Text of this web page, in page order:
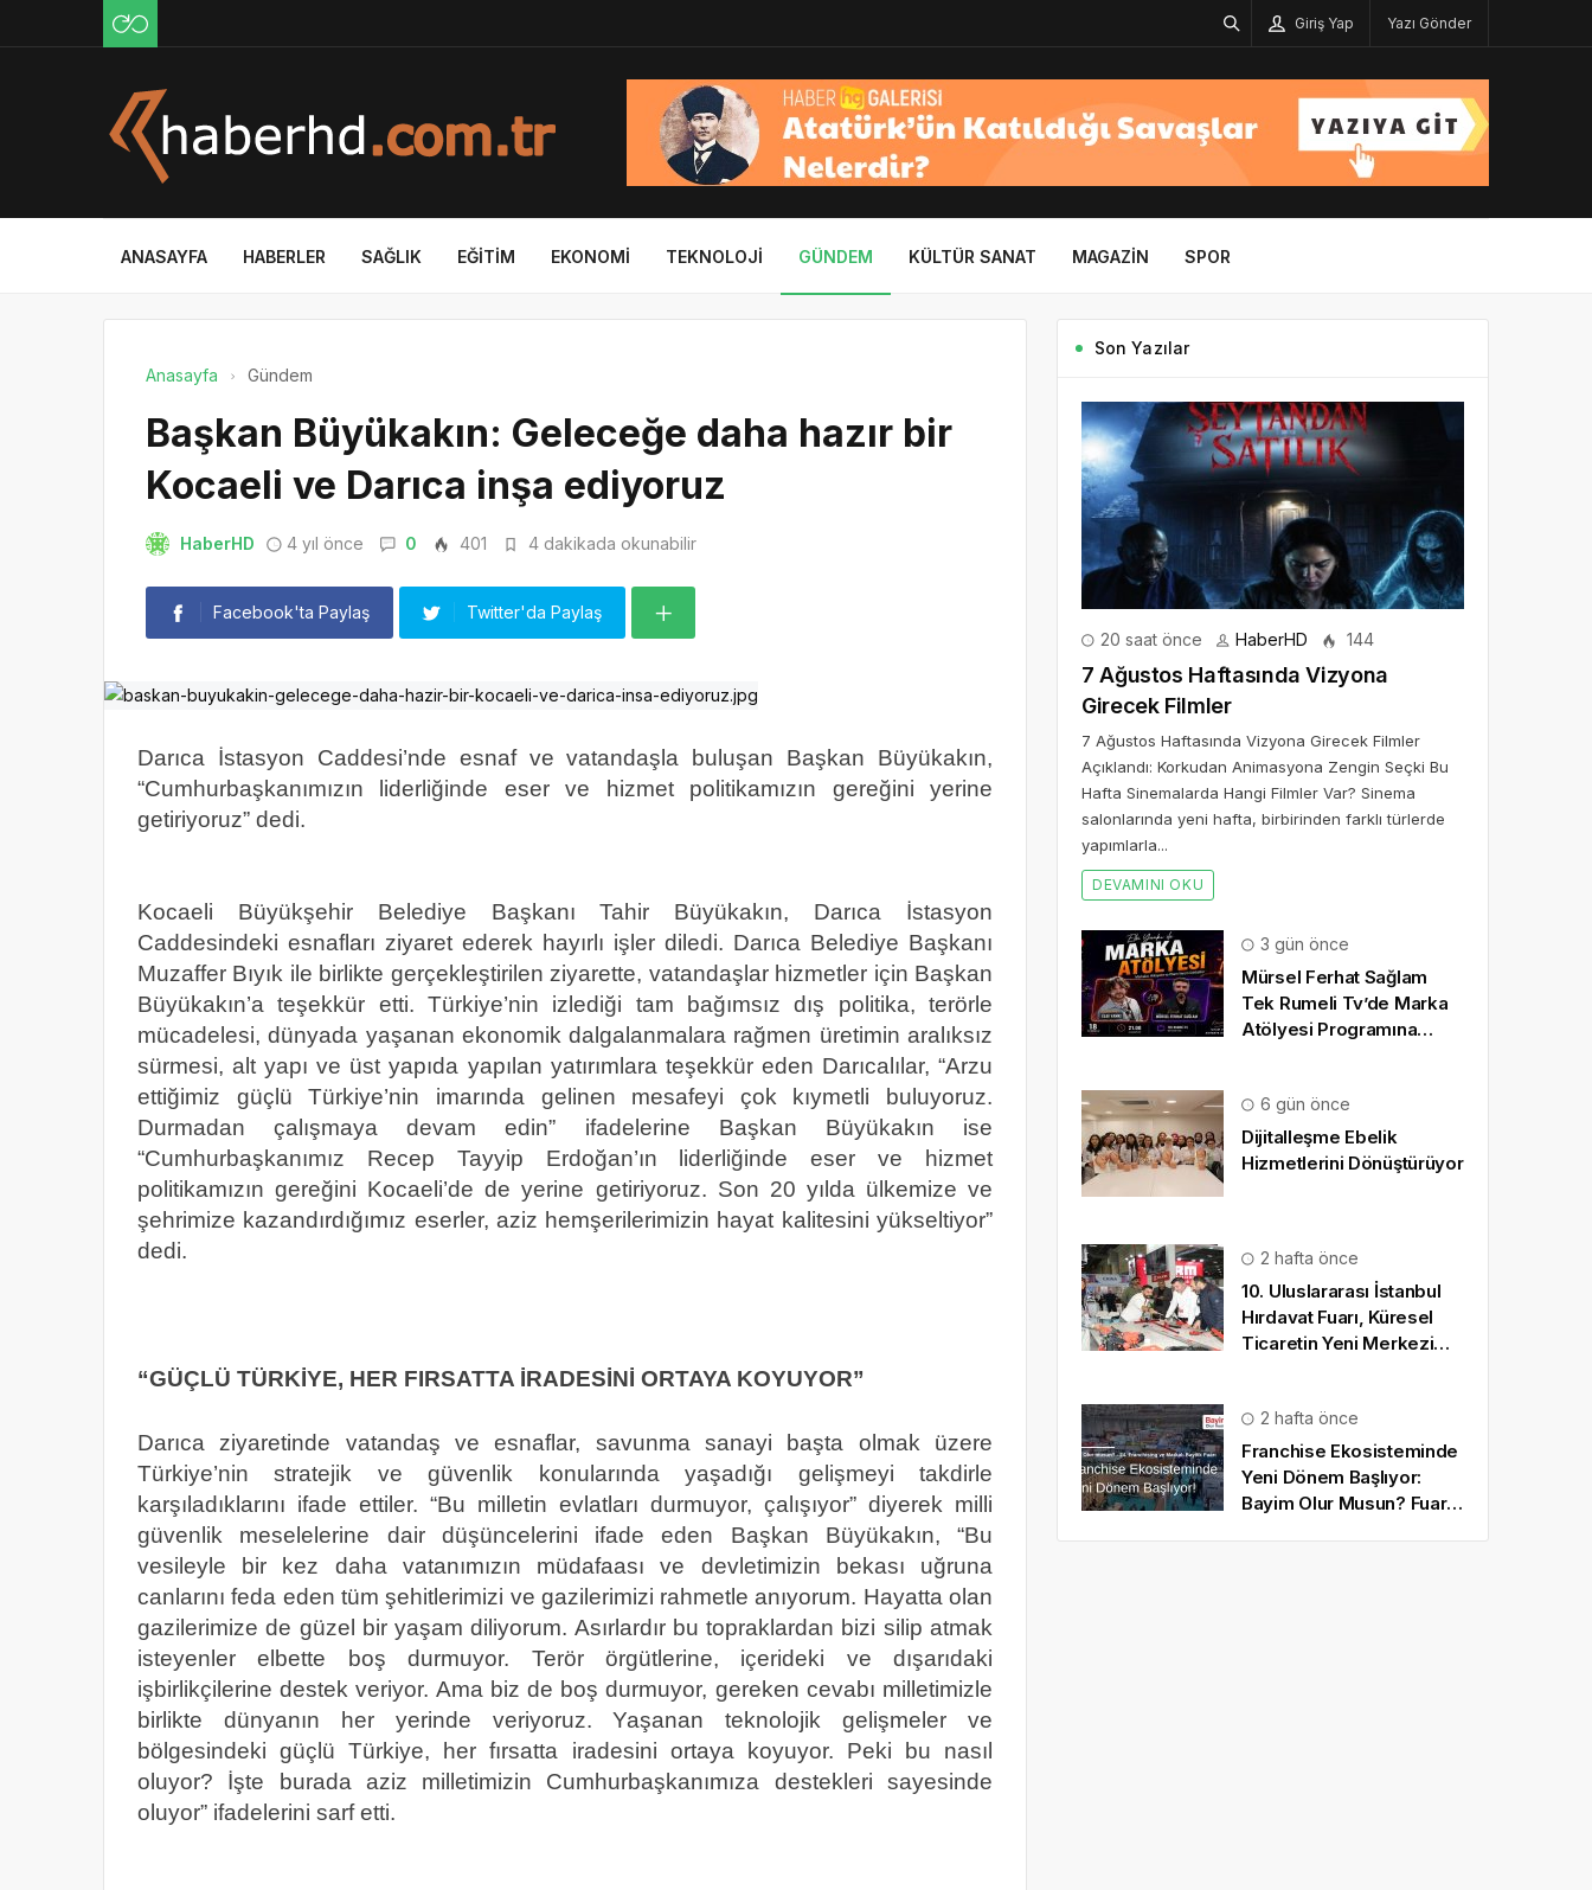
Giriş Yap Yazı Gönder
ANASAYFA HABERLER SAĞLIK EĞITIM EKONOMI TEKNOLOJI GÜNDEM KÜLTÜR SANAT MAGAZIN SPOR
Anasayfa Gündem
Başkan Büyükakın: Geleceğe daha hazır bir
Kocaeli ve Darıca inşa ediyoruz
HaberHD 4 yıl önce 0 401 4 dakikada okunabilir
Facebook'ta Paylaş Twitter'da Paylaş
Darıca İstasyon Caddesi’nde esnaf ve vatandaşla buluşan Başkan Büyükakın,
“Cumhurbaşkanımızın liderliğinde eser ve hizmet politikamızın gereğini yerine
getiriyoruz” dedi.
Kocaeli Büyükşehir Belediye Başkanı Tahir Büyükakın, Darıca İstasyon
Caddesindeki esnafları ziyaret ederek hayırlı işler diledi. Darıca Belediye Başkanı
Muzaffer Bıyık ile birlikte gerçekleştirilen ziyarette, vatandaşlar hizmetler için Başkan
Büyükakın’a teşekkür etti. Türkiye’nin izlediği tam bağımsız dış politika, terörle
mücadelesi, dünyada yaşanan ekonomik dalgalanmalara rağmen üretimin aralıksız
sürmesi, alt yapı ve üst yapıda yapılan yatırımlara teşekkür eden Darıcalılar, “Arzu
ettiğimiz güçlü Türkiye’nin imarında gelinen mesafeyi çok kıymetli buluyoruz.
Durmadan çalışmaya devam edin” ifadelerine Başkan Büyükakın ise
“Cumhurbaşkanımız Recep Tayyip Erdoğan’ın liderliğinde eser ve hizmet
politikamızın gereğini Kocaeli’de de yerine getiriyoruz. Son 20 yılda ülkemize ve
şehrimize kazandırdığımız eserler, aziz hemşerilerimizin hayat kalitesini yükseltiyor”
dedi.
“GÜÇLÜ TÜRKİYE, HER FIRSATTA İRADESİNİ ORTAYA KOYUYOR”
Darıca ziyaretinde vatandaş ve esnaflar, savunma sanayi başta olmak üzere
Türkiye’nin stratejik ve güvenlik konularında yaşadığı gelişmeyi takdirle
karşıladıklarını ifade ettiler. “Bu milletin evlatları durmuyor, çalışıyor” diyerek milli
güvenlik meselelerine dair düşüncelerini ifade eden Başkan Büyükakın, “Bu
vesileyle bir kez daha vatanımızın müdafaası ve devletimizin bekası uğruna
canlarını feda eden tüm şehitlerimizi ve gazilerimizi rahmetle anıyorum. Hayatta olan
gazilerimize de güzel bir yaşam diliyorum. Asırlardır bu topraklardan bizi silip atmak
isteyenler elbette boş durmuyor. Terör örgütlerine, içerideki ve dışarıdaki
işbirlikçilerine destek veriyor. Ama biz de boş durmuyor, gereken cevabı milletimizle
birlikte dünyanın her yerinde veriyoruz. Yaşanan teknolojik gelişmeler ve
bölgesindeki güçlü Türkiye, her fırsatta iradesini ortaya koyuyor. Peki bu nasıl
oluyor? İşte burada aziz milletimizin Cumhurbaşkanımıza destekleri sayesinde
oluyor” ifadelerini sarf etti.
Son Yazılar
20 saat önce HaberHD 144
7 Ağustos Haftasında Vizyona
Girecek Filmler
7 Ağustos Haftasında Vizyona Girecek Filmler
Açıklandı: Korkudan Animasyona Zengin Seçki Bu
Hafta Sinemalarda Hangi Filmler Var? Sinema
salonlarında yeni hafta, birbirinden farklı türlerde
yapımlarla...
DEVAMINI OKU
3 gün önce
Mürsel Ferhat Sağlam
Tek Rumeli Tv’de Marka
Atölyesi Programına
6 gün önce
Dijitalleşme Ebelik
Hizmetlerini Dönüştürüyor
2 hafta önce
10. Uluslararası İstanbul
Hırdavat Fuarı, Küresel
Ticaretin Yeni Merkezi
2 hafta önce
Franchise Ekosisteminde
Yeni Dönem Başlıyor:
Bayim Olur Musun? Fuarı